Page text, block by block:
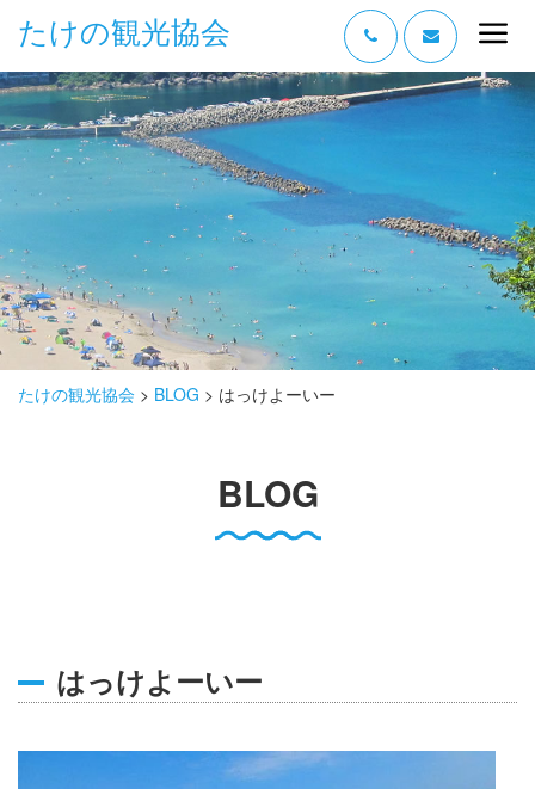
たけの観光協会
“たけの” の魅力
過ごし方
みどころ
泊まる
おみやげ
お電話受付時間 9:00〜17:00
たけの観光協会 > BLOG > はっけよーいー
BLOG
はっけよーいー